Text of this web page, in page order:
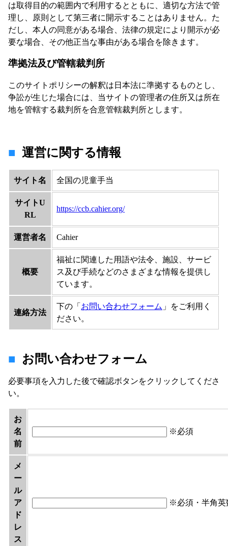
は取得目的の範囲内で利用するとともに、適切な方法で管
理し、原則として第三者に開示することはありません。た
だし、本人の同意がある場合、法律の規定により開示が必
要な場合、その他正当な事由がある場合を除きます。
準拠法及び管轄裁判所
このサイトポリシーの解釈は日本法に準拠するものとし、
争訟が生じた場合には、当サイトの管理者の住所又は所在
地を管轄する裁判所を合意管轄裁判所とします。
運営に関する情報
サイト名 全国の児童手当
サイトU
RL
https://ccb.cahier.org/
運営者名 Cahier
概要
福祉に関連した用語や法令、施設、サービ
ス及び手続などのさまざまな情報を提供し
ています。
連絡方法
下の「 お問い合わせフォーム 」をご利用く
ださい。
お問い合わせフォーム
必要事項を入力した後で確認ボタンをクリックしてくださ
い。
お
名
前
※必須
メ
ー
ル
ア
ド
レ
ス
※必須・半角英